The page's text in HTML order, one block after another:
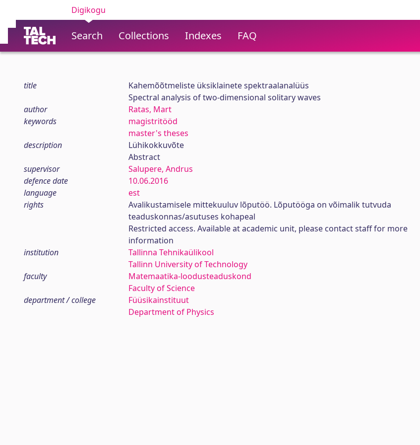
Digikogu
Search Collections Indexes FAQ
title
Kahemõõtmeliste üksiklainete spektraalanalüüs
Spectral analysis of two-dimensional solitary waves
author
Ratas, Mart
keywords
magistritööd
master's theses
description
Lühikokkuvõte
Abstract
supervisor
Salupere, Andrus
defence date
10.06.2016
language
est
rights
Avalikustamisele mittekuuluv lõputöö. Lõputööga on võimalik tutvuda
teaduskonnas/asutuses kohapeal
Restricted access. Available at academic unit, please contact staff for more
information
institution
Tallinna Tehnikaülikool
Tallinn University of Technology
faculty
Matemaatika-loodusteaduskond
Faculty of Science
department / college
Füüsikainstituut
Department of Physics